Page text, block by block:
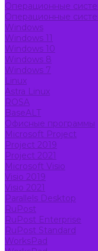
Операционные
Операционные
Windows
Windows 11
Windows 10
Windows 8
Windows 7
Linux
Astra Linux
ROSA
BaseALT
Офисные программы
Microsoft Project
Project 2019
Project 2021
Microsoft Visio
Visio 2019
Visio 2021
Parallels Desktop
RuPost
RuPost Enterprise
RuPost Standard
WorksPad